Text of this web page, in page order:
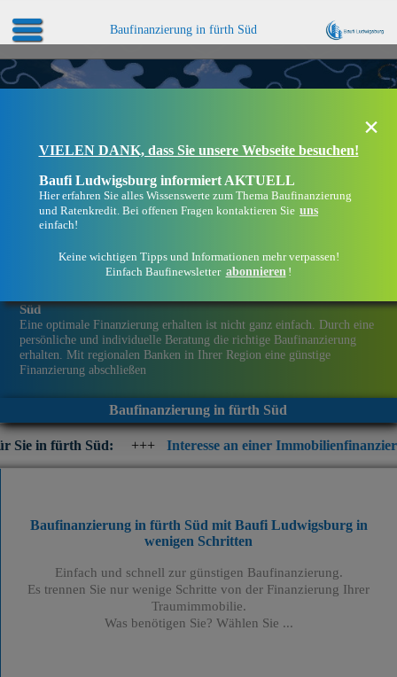
Baufinanzierung in fürth Süd
Süd
Eine optimale Finanzierung erhalten ist nicht ganz einfach. Durch eine
persönliche und individuelle Beratung die richtige Baufinanzierung
erhalten. Mit regionalen Banken in Ihrer Region eine günstige
Finanzierung abschließen
Baufinanzierung in fürth Süd
+++ Interesse an einer Immobilienfinanzierung? Prüfen
×
VIELEN DANK, dass Sie unsere Webseite besuchen!
Baufi Ludwigsburg informiert AKTUELL
Hier erfahren Sie alles Wissenswerte zum Thema Baufinanzierung
und Ratenkredit. Bei offenen Fragen kontaktieren Sie uns
einfach!
Keine wichtigen Tipps und Informationen mehr verpassen!
Einfach Baufinewsletter abonnieren !
Baufinanzierung in fürth Süd mit Baufi Ludwigsburgin
wenigen Schritten
Einfach und schnell zur günstigen Baufinanzierung.
Es trennen Sie nur wenige Schritte von der Finanzierung Ihrer
Traumimmobilie.
Was benötigen Sie? Wählen Sie ...